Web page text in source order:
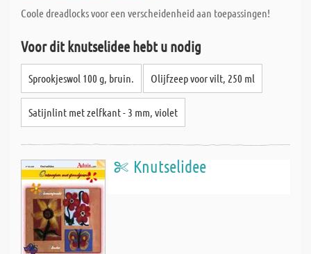
Coole dreadlocks voor een verscheidenheid aan toepassingen!
Voor dit knutselidee hebt u nodig
Sprookjeswol 100 g, bruin. Olijfzeep voor vilt, 250 ml
Satijnlint met zelfkant - 3 mm, violet
Knutselidee